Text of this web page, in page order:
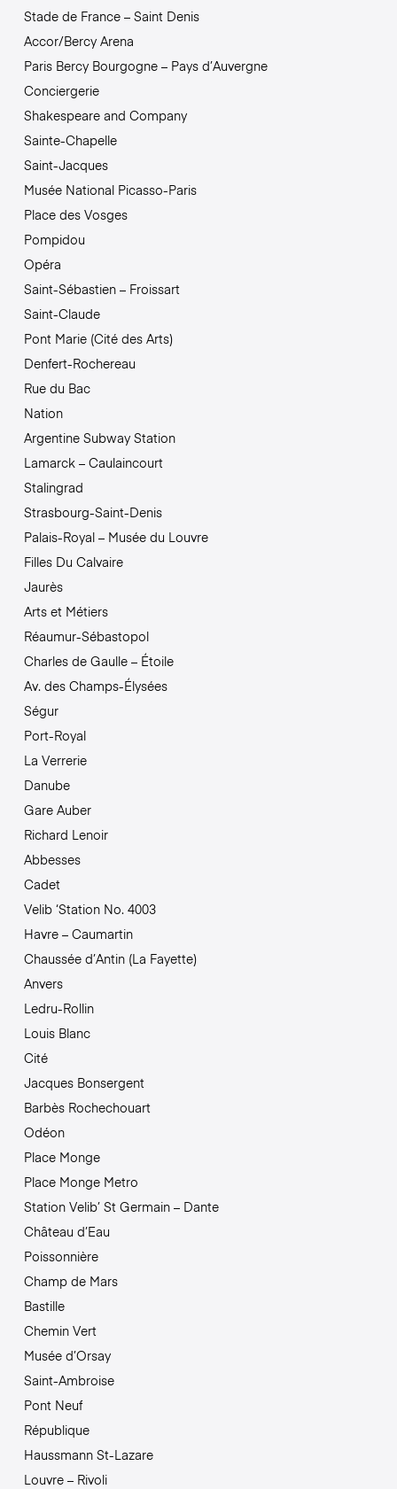
Stade de France – Saint Denis
Accor/Bercy Arena
Paris Bercy Bourgogne – Pays d’Auvergne
Conciergerie
Shakespeare and Company
Sainte-Chapelle
Saint-Jacques
Musée National Picasso-Paris
Place des Vosges
Pompidou
Opéra
Saint-Sébastien – Froissart
Saint-Claude
Pont Marie (Cité des Arts)
Denfert-Rochereau
Rue du Bac
Nation
Argentine Subway Station
Lamarck – Caulaincourt
Stalingrad
Strasbourg-Saint-Denis
Palais-Royal – Musée du Louvre
Filles Du Calvaire
Jaurès
Arts et Métiers
Réaumur-Sébastopol
Charles de Gaulle – Étoile
Av. des Champs-Élysées
Ségur
Port-Royal
La Verrerie
Danube
Gare Auber
Richard Lenoir
Abbesses
Cadet
Velib ‘Station No. 4003
Havre – Caumartin
Chaussée d’Antin (La Fayette)
Anvers
Ledru-Rollin
Louis Blanc
Cité
Jacques Bonsergent
Barbès Rochechouart
Odéon
Place Monge
Place Monge Metro
Station Velib’ St Germain – Dante
Château d’Eau
Poissonnière
Champ de Mars
Bastille
Chemin Vert
Musée d’Orsay
Saint-Ambroise
Pont Neuf
République
Haussmann St-Lazare
Louvre – Rivoli